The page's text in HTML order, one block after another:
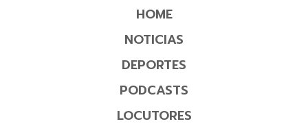
HOME
NOTICIAS
DEPORTES
PODCASTS
LOCUTORES